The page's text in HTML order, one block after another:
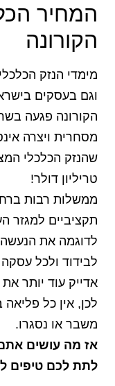
המחיר
הקורונה
מימדי הנזק
וגם בעסקים
הקורונה פגעה
מסחרית ויצרה
טריליון דולר!
ממשלות רבות
תקציביים למגזר
לדוגמה את
לבידוד ולכל
אדייק עוד יותר
לכן, אין כל
משבר או נסגרו.
אז מה עושים
לתת לכם טיפים